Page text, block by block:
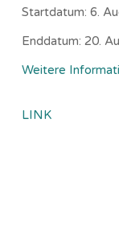
Startdatum: 6.
Enddatum: 20.
Weitere
LINK